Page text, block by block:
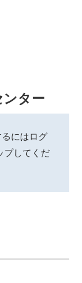
ンター
にはログ
プしてくだ